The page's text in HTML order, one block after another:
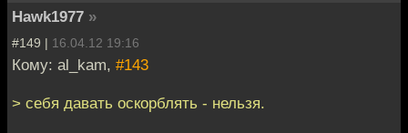
Hawk1977 »
#149 | 16.04.12 19:16
Кому: al_kam, #143
> себя давать оскорблять - нельзя.